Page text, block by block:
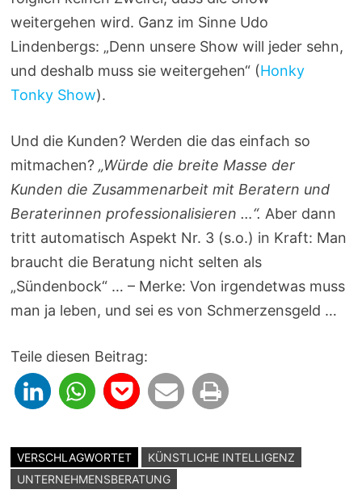
weitergehen wird. Ganz im Sinne Udo
Lindenbergs: „Denn unsere Show will jeder sehn,
und deshalb muss sie weitergehen“ (Honky
Tonky Show).
Und die Kunden? Werden die das einfach so
mitmachen?„Würde die breite Masse der
Kunden die Zusammenarbeit mit Beratern und
Beraterinnen professionalisieren …“. Aber dann
tritt automatisch Aspekt Nr. 3 (s.o.) in Kraft: Man
braucht die Beratung nicht selten als
„Sündenbock“ … – Merke: Von irgendetwas muss
man ja leben, und sei es von Schmerzensgeld …
Teile diesen Beitrag:
VERSCHLAGWORTET
KÜNSTLICHE INTELLIGENZ
UNTERNEHMENSBERATUNG